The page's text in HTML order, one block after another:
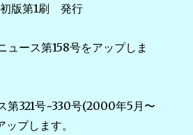
版第1刷 発行
ュース第158号をアップしま
第321号~330号(2000年5月〜
プします。